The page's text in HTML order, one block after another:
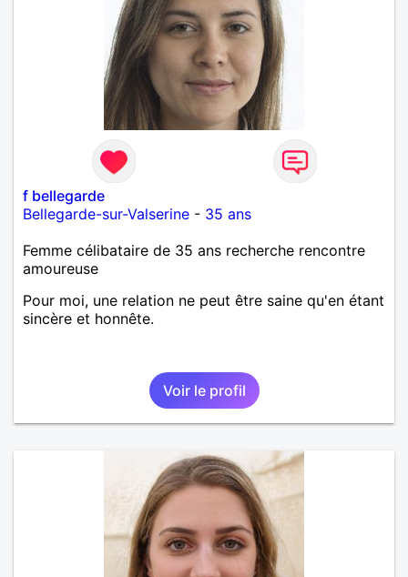
f bellegarde
Bellegarde-sur-Valserine - 35 ans
Femme célibataire de 35 ans recherche rencontre
amoureuse
Pour moi, une relation ne peut être saine qu'en étant
sincère et honnête.
Voir le profil